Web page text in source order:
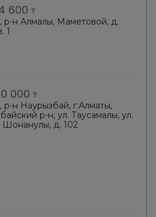
600 ₸
р-н Алмалы, Маметовой, д.
1
000 ₸
р-н Наурызбай, г.Алматы,
р-н, ул. Таусамалы, ул.
Шонанулы, д. 102